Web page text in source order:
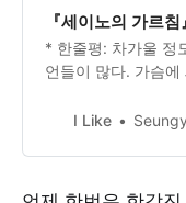
나같이 ‘세일즈와 마
고 말하였다. 그래
포지셔닝을 읽었었
르는 내게는 쉽지
『세이노의 가르
* 한줄평: 차가울 정
언들이 많다. 가슴에
생각한다. * 추천도:
서 재지 말고 현명하
I Like